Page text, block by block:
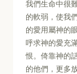
我們生命中很
的軟弱，使我
的愛用屬神的
呼求神的愛充
恨。倚靠神的
的他們，更多